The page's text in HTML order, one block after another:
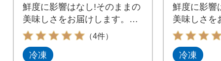
鮮度に影響はなし!そのままの
美味しさをお届けします。か
つおたたきのタレつき
（4件）
冷凍
鮮度に影響
美味しさを
つおたたき
冷凍